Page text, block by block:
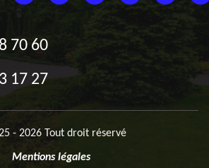
70 60
17 27
- 2026 Tout droit réservé
Mentions légales